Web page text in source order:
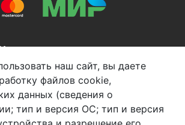
38-08
- оптовые продажи
наш сайт, вы даете
файлов cookie,
данных (сведения о
тип и версия ОС; тип и версия